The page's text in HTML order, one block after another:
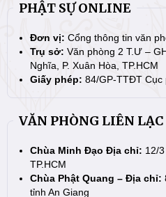
PHẬT SỰ ONLINE
Đơn vị: Cổng thông tin văn
Trụ sở: Văn phòng 2 T.Ư –
Nghĩa, P. Xuân Hòa, TP.HCM
Giấy phép: 84/GP-TTĐT Cục
VĂN PHÒNG LIÊN LẠC
Chùa Minh Đạo Địa chỉ: 12/
TP.HCM
Chùa Phật Quang – Địa chỉ:
tỉnh An Giang